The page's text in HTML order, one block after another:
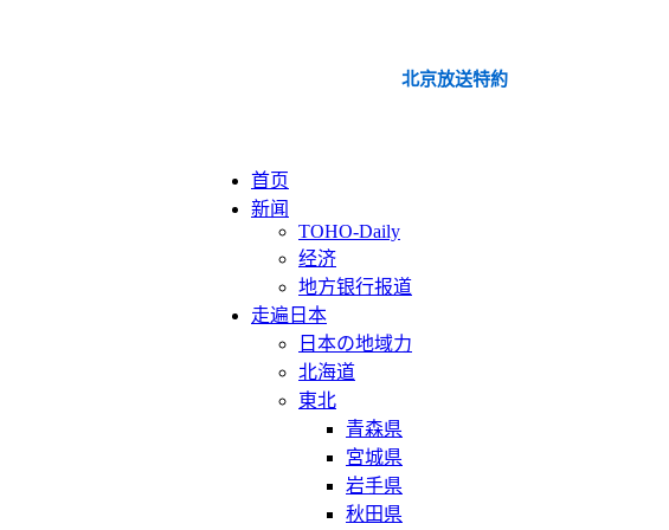
北京放送特約
首页
新闻
TOHO-Daily
经济
地方银行报道
走遍日本
日本の地域力
北海道
東北
青森県
宮城県
岩手県
秋田県